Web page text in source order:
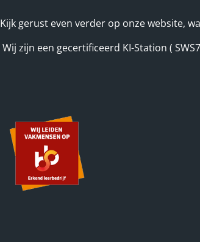
Kijk gerust even verder op onze website,
Wij zijn een gecertificeerd KI-Station (